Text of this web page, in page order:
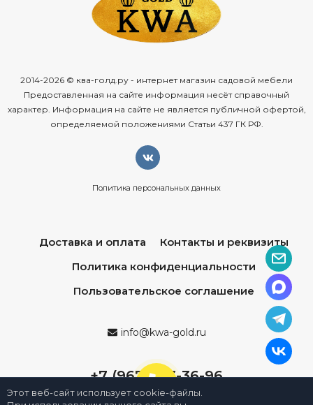
2014-2026 © ква-голд.ру - интернет магазин садовой мебели
Предоставленная на сайте информация несёт справочный
характер. Информация на сайте не является публичной офертой,
определяемой положениями Статьи 437 ГК РФ.
Политика персональных данных
Доставка и оплата
Контакты и реквизиты
Политика конфиденциальности
Пользовательское соглашение
info@kwa-gold.ru
+7 (967) 013-36-96
Этот веб-сайт использует cookie-файлы.